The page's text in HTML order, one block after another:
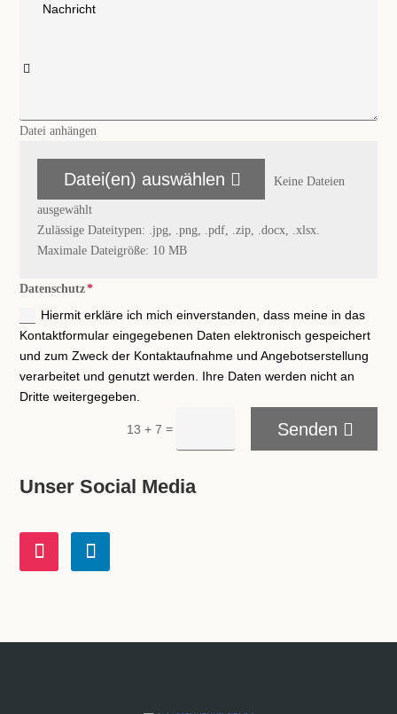
Datei anhängen
Datei(en) auswählen Keine Dateien
ausgewählt
Zulässige Dateitypen: .jpg, .png, .pdf, .zip, .docx, .xlsx.
Maximale Dateigröße: 10 MB
Datenschutz
Hiermit erkläre ich mich einverstanden, dass meine in das
Kontaktformular eingegebenen Daten elektronisch gespeichert
und zum Zweck der Kontaktaufnahme und Angebotserstellung
verarbeitet und genutzt werden. Ihre Daten werden nicht an
Dritte weitergegeben.
13 + 7 = Senden
Unser Social Media